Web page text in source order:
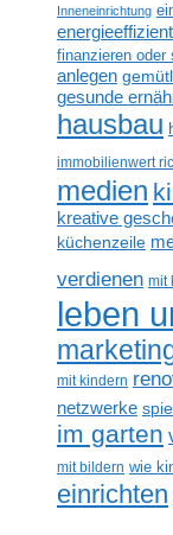
Inneneinrichtung
finanzieren oder
anlegen
gesunde
hausbau
immobilienwert
medien
kreative
küchenzeile
verdienen mit
leben
mit kindern
netzwerke
im garten
mit bildern wie
einrichten